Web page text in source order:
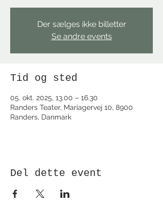
Der sælges ikke billetter
Se andre events
Tid og sted
05. okt. 2025, 13.00 – 16.30
Randers Teater, Mariagervej 10, 8900
Randers, Danmark
Del dette event